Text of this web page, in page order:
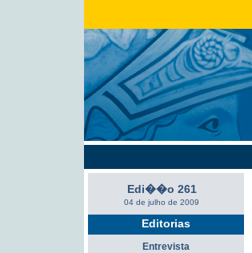
Edi��o 261
04 de julho de 2009
Editorias
Entrevista